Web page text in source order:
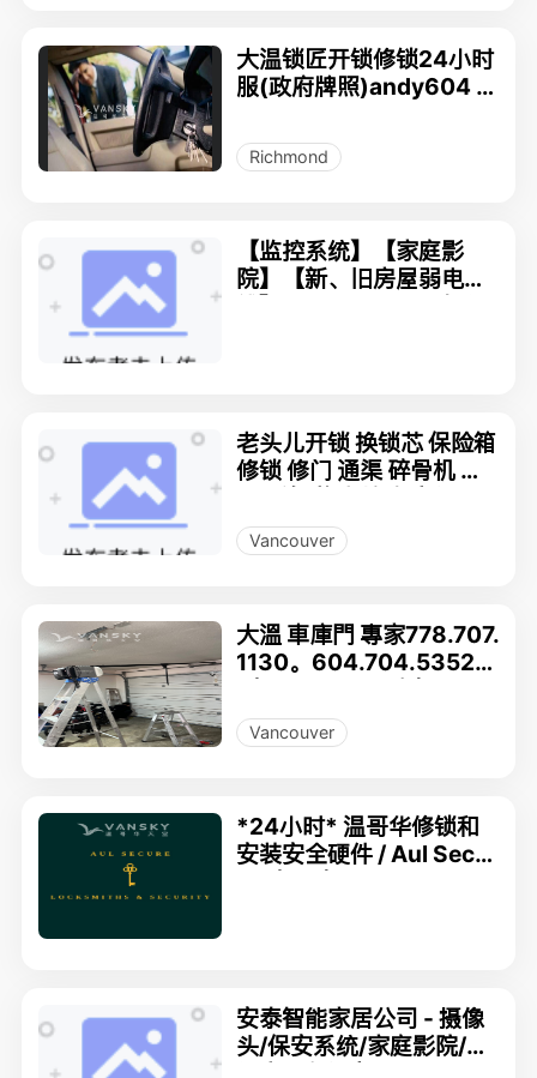
大温锁匠开锁修锁24小时
服(政府牌照)andy604 7
0.
Richmond
【监控系统】【家庭影
院】【新、旧房屋弱电布
老头儿开锁 换锁芯 保险箱
修锁 修门 通渠 碎骨机 水
Vancouver
大溫 車庫門 專家778.707.
1130。604.704.5352
Vancouver
*24小时* 温哥华修锁和
安装安全硬件 / Aul Secu
安泰智能家居公司 - 摄像
头/保安系统/家庭影院/智